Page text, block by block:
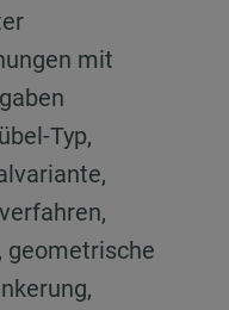
mit
Typ,
geometrische